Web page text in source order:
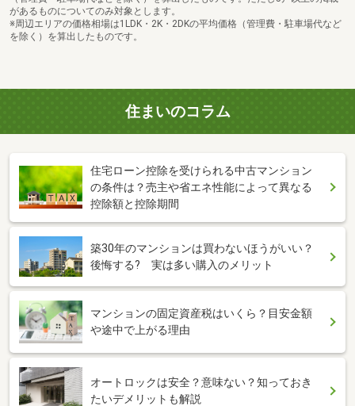
があるものについてのみ対象とします。
※周辺エリアの価格相場は1LDK・2K・2DKの平均価格（管理費・駐車場代など
を除く）を算出したものです。
住まいのコラム
住宅ローン控除を受けられる中古マンション
の条件は？売主や省エネ性能によって異なる
控除額と控除期間
築30年のマンションは買わないほうがいい？
後悔する? 実は多い購入のメリット
マンションの固定資産税はいくら？目安金額
や途中で上がる理由
オートロックは安全？意味ない？知っておき
たいデメリットも解説